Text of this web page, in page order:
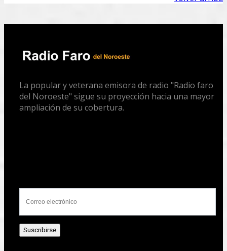
La popular y veterana emisora de radio "Radio faro
del Noroeste" sigue su proyección hacia una mayor
ampliación de su cobertura.